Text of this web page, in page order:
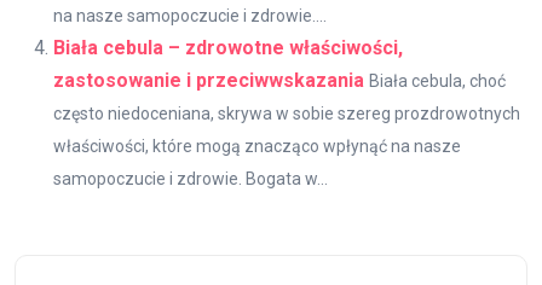
na nasze samopoczucie i zdrowie....
Biała cebula – zdrowotne właściwości,
zastosowanie i przeciwwskazania Biała cebula, choć
często niedoceniana, skrywa w sobie szereg prozdrowotnych
właściwości, które mogą znacząco wpłynąć na nasze
samopoczucie i zdrowie. Bogata w...